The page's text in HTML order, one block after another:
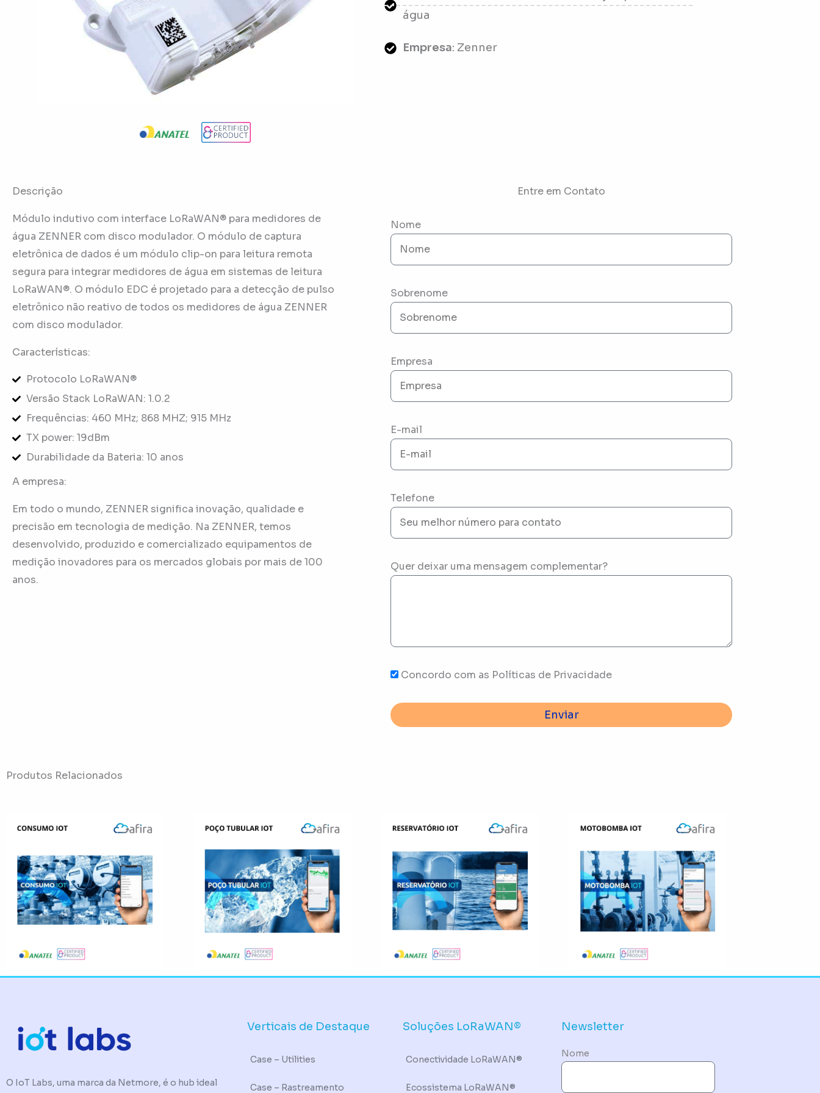
água
Empresa: Zenner
Descrição
Módulo indutivo com interface LoRaWAN® para medidores de
água ZENNER com disco modulador. O módulo de captura
eletrônica de dados é um módulo clip-on para leitura remota
segura para integrar medidores de água em sistemas de leitura
LoRaWAN®. O módulo EDC é projetado para a detecção de pulso
eletrônico não reativo de todos os medidores de água ZENNER
com disco modulador.
Características:
Protocolo LoRaWAN®
Versão Stack LoRaWAN: 1.0.2
Frequências: 460 MHz; 868 MHZ; 915 MHz
TX power: 19dBm
Durabilidade da Bateria: 10 anos
A empresa:
Em todo o mundo, ZENNER significa inovação, qualidade e
precisão em tecnologia de medição. Na ZENNER, temos
desenvolvido, produzido e comercializado equipamentos de
medição inovadores para os mercados globais por mais de 100
anos.
Entre em Contato
Nome
Sobrenome
Empresa
E-mail
Telefone
Quer deixar uma mensagem complementar?
Concordo com as Políticas de Privacidade
Enviar
Produtos Relacionados
O IoT Labs, uma marca da Netmore, é o hub ideal
Verticais de Destaque
Case – Utilities
Case – Rastreamento
Soluções LoRaWAN®
Conectividade LoRaWAN®
Ecossistema LoRaWAN®
Newsletter
Nome